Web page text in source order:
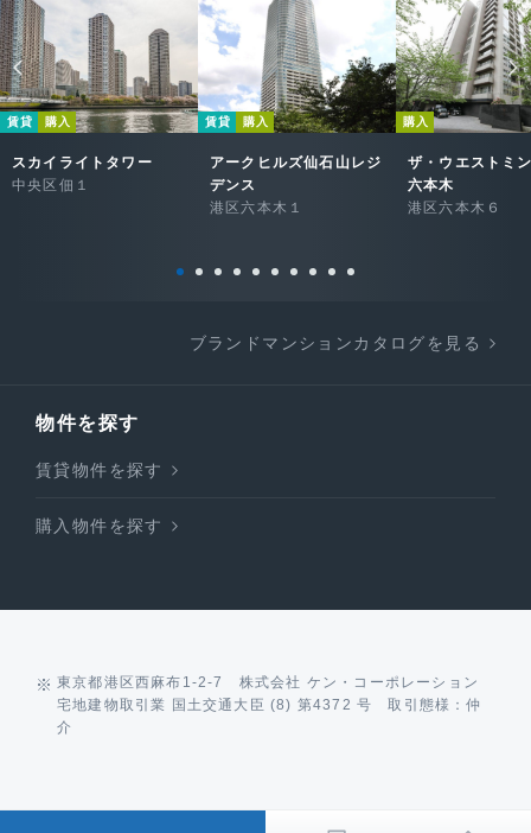
賃貸 購入
スカイライトタワー
中央区佃１
賃貸 購入
アークヒルズ仙石山レジ
デンス
港区六本木１
購入
ザ・ウエストミ
六本木
港区六本木６
ブランドマンションカタログを見る
物件を探す
賃貸物件を探す
購入物件を探す
東京都港区西麻布1-2-7 株式会社 ケン・コーポレーション
宅地建物取引業 国土交通大臣 (8) 第4372 号 取引態様：仲
介